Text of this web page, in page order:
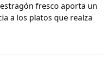
fresco aporta un
a los platos que realza